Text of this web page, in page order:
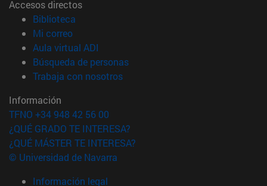
Accesos directos
Biblioteca
Mi correo(abre en nueva ventana)
Aula virtual ADI
Búsqueda de personas(abre en nueva ventana)
Trabaja con nosotros(abre en nueva ventana)
Información
TFNO +34 948 42 56 00
¿QUÉ GRADO TE INTERESA?
¿QUÉ MÁSTER TE INTERESA?
© Universidad de Navarra
Información legal